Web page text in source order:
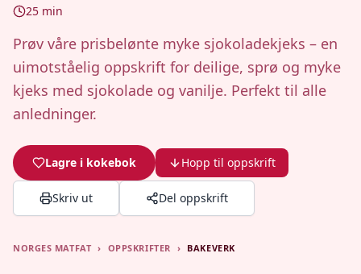
25 min
Prøv våre prisbelønte myke sjokoladekjeks – en
uimotståelig oppskrift for deilige, sprø og myke
kjeks med sjokolade og vanilje. Perfekt til alle
anledninger.
Lagre i kokebok Hopp til oppskrift
Skriv ut Del oppskrift
NORGES MATFAT › OPPSKRIFTER › BAKEVERK